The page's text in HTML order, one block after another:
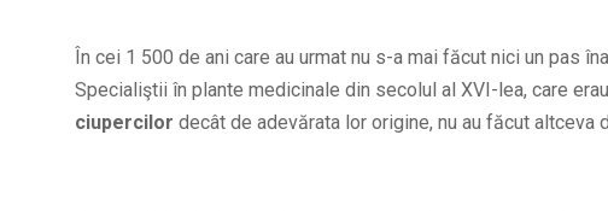
În cei 1 500 de ani care au urmat nu s-a mai făcut nici un pas
Specialiştii în plante medicinale din secolul al XVI-lea, care
ciupercilor decât de adevărata lor origine, nu au făcut